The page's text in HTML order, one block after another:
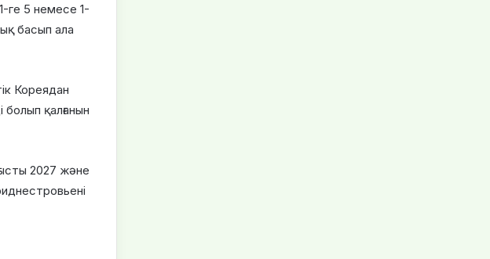
ге 5 немесе 1-
басып ала
Кореядан
қалғанын
2027 және